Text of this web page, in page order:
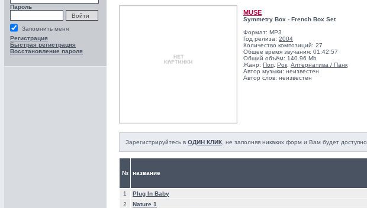
Пароль
Запомнить меня
Регистрация
Быстрая регистрация
Восстановление пароля
MUSE
Symmetry Box - French Box Set
Формат: MP3
Год релиза: 2004
Количество композиций: 27
Общее время звучания: 01:42:57
Общий объём: 140.96 Mb
Жанр: Поп Рок Алтернатива / Панк
Автор музыки: неизвестен
Автор слов: неизвестен
Зарегистрируйтесь в ОДИН КЛИК , не заполняя никаких форм и Вам будет доступно
№ название
1
Plug In Baby
2
Nature 1